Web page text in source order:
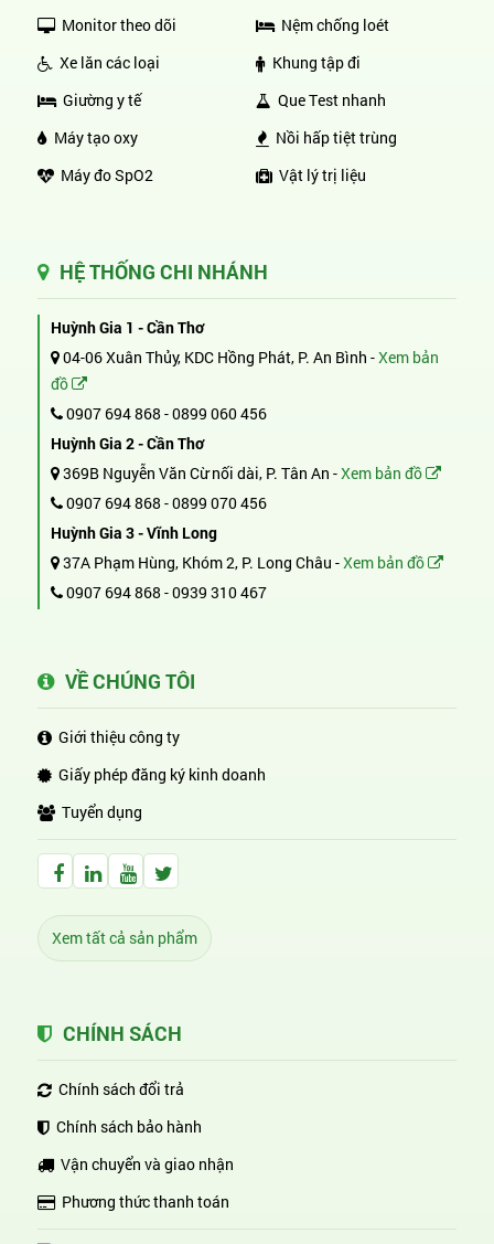
Monitor theo dõi
Xe lăn các loại
Giường y tế
Máy tạo oxy
Máy đo SpO2
Nệm chống loét
Khung tập đi
Que Test nhanh
Nồi hấp tiệt trùng
Vật lý trị liệu
HỆ THỐNG CHI NHÁNH
Huỳnh Gia 1 - Cần Thơ
04-06 Xuân Thủy, KDC Hồng Phát, P. An Bình -Xem bản
đồ
0907 694 868 -0899 060 456
Huỳnh Gia 2 - Cần Thơ
369B Nguyễn Văn Cừ nối dài, P. Tân An -Xem bản đồ
0907 694 868 -0899 070 456
Huỳnh Gia 3 - Vĩnh Long
37A Phạm Hùng, Khóm 2, P. Long Châu -Xem bản đồ
0907 694 868 -0939 310 467
VỀ CHÚNG TÔI
Giới thiệu công ty
Giấy phép đăng ký kinh doanh
Tuyển dụng
Facebook Huỳnh Gia Alpha
LinkedIn Huỳnh Gia Alpha
YouTube Huỳnh Gia Alpha
Twitter Huỳnh Gia Alpha
Xem tất cả sản phẩm
CHÍNH SÁCH
Chính sách đổi trả
Chính sách bảo hành
Vận chuyển và giao nhận
Phương thức thanh toán